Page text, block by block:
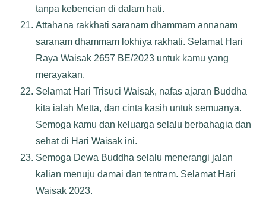
tanpa kebencian di dalam hati.
Attahana rakkhati saranam dhammam annanam
saranam dhammam lokhiya rakhati. Selamat Hari
Raya Waisak 2657 BE/2023 untuk kamu yang
merayakan.
Selamat Hari Trisuci Waisak, nafas ajaran Buddha
kita ialah Metta, dan cinta kasih untuk semuanya.
Semoga kamu dan keluarga selalu berbahagia dan
sehat di Hari Waisak ini.
Semoga Dewa Buddha selalu menerangi jalan
kalian menuju damai dan tentram. Selamat Hari
Waisak 2023.